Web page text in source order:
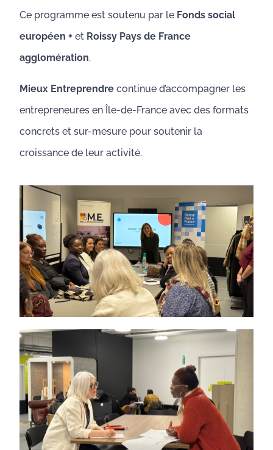
Ce programme est soutenu par le Fonds social
européen + et Roissy Pays de France
agglomération.
Mieux Entreprendre continue d’accompagner les
entrepreneures en Île-de-France avec des formats
concrets et sur-mesure pour soutenir la
croissance de leur activité.